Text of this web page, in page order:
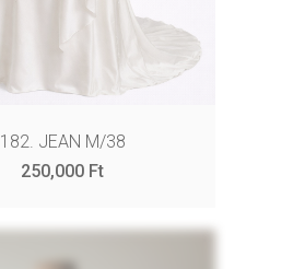
182. JEAN M/38
250,000 Ft